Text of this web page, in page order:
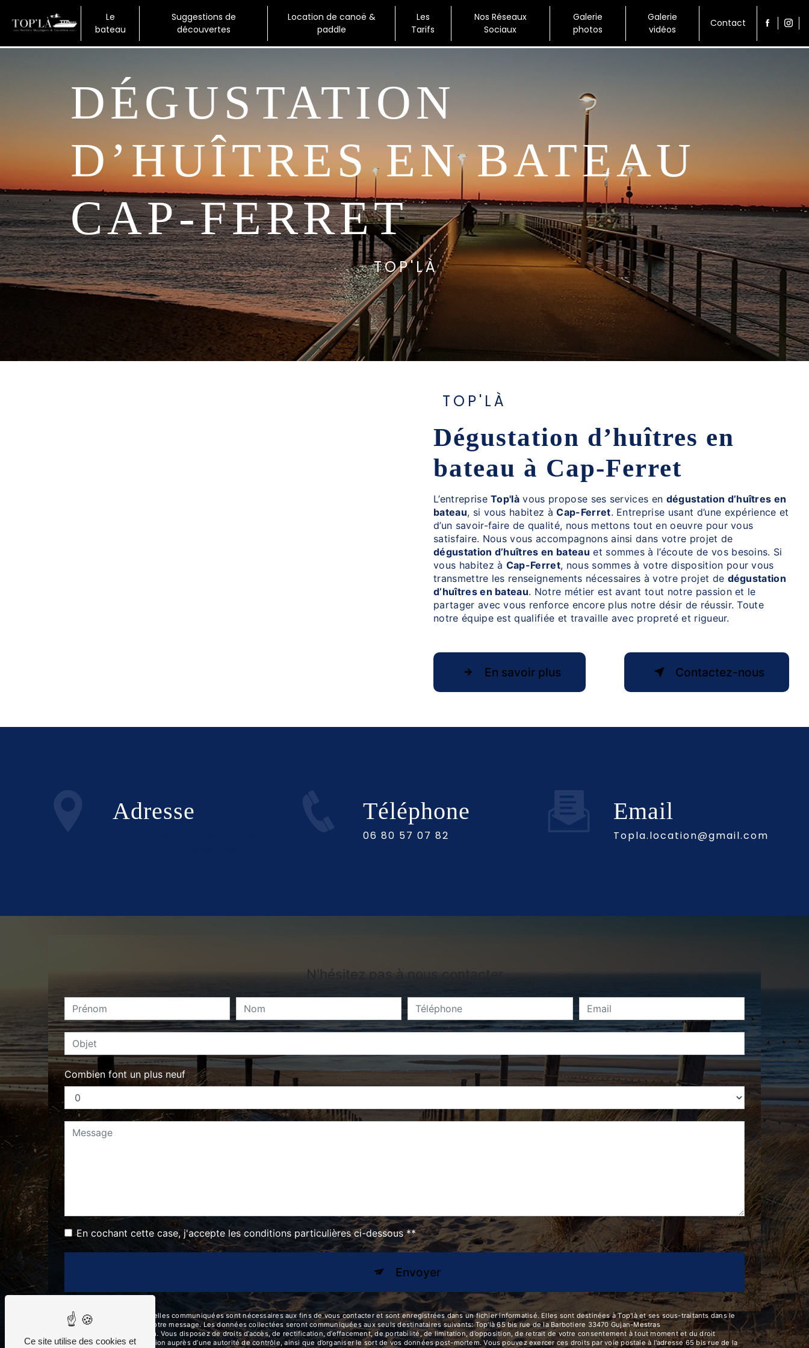
Accueil
Le
bateau
Suggestions de
découvertes
Location de canoë &
paddle
Les
Tarifs
Nos Réseaux
Sociaux
Galerie
photos
Galerie
vidéos
Contact
DÉGUSTATION
D’HUÎTRES EN BATEAU
CAP-FERRET
TOP'LÀ
TOP'LÀ
dégustation d’huîtres en
bateau à Cap-Ferret
L’entrepriseTop'là vous propose ses services en dégustation d’huîtres en
bateau, si vous habitez àCap-Ferret. Entreprise usant d’une expérience et
d’un savoir-faire de qualité, nous mettons tout en oeuvre pour vous
satisfaire. Nous vous accompagnons ainsi dans votre projet de
dégustation d’huîtres en bateau et sommes à l’écoute de vos besoins. Si
vous habitez à Cap-Ferret, nous sommes à votre disposition pour vous
transmettre les renseignements nécessaires à votre projet de dégustation
d’huîtres en bateau. Notre métier est avant tout notre passion et le
partager avec vous renforce encore plus notre désir de réussir. Toute
notre équipe est qualifiée et travaille avec propreté et rigueur.
En savoir plus Contactez-nous
Adresse Téléphone
06 80 57 07 82
Email
topla.location@gmail.com
N'hésitez pas à nous contacter
Combien font un plus neuf
En cochant cette case, j'accepte les conditions particulières ci-dessous **
Envoyer
** Les données personnelles communiquées sont nécessaires aux fins de vous contacter et sont enregistrées dans un fichier informatisé. Elles sont destinées à Top'là et ses sous-traitants dans le
seul but de répondre à votre message. Les données collectées seront communiquées aux seuls destinataires suivants: Top'là 65 bis rue de la Barbotiere 33470 Gujan-Mestras
topla.location@gmail.com. Vous disposez de droits d’accès, de rectification, d’effacement, de portabilité, de limitation, d’opposition, de retrait de votre consentement à tout moment et du droit
d’introduire une réclamation auprès d’une autorité de contrôle, ainsi que d’organiser le sort de vos données post-mortem. Vous pouvez exercer ces droits par voie postale à l'adresse 65 bis rue de la
Panneau de gestion des cookies
Ce site utilise des cookies et